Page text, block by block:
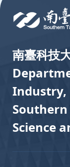
南臺科技
Industry,
Science